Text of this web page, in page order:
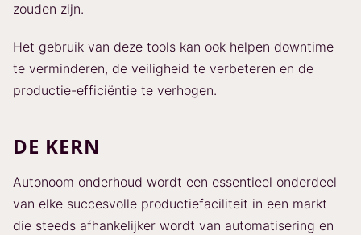
zouden zijn.
Het gebruik van deze tools kan ook helpen downtime
te verminderen, de veiligheid te verbeteren en de
productie-efficiëntie te verhogen.
DE KERN
Autonoom onderhoud wordt een essentieel onderdeel
van elke succesvolle productiefaciliteit in een markt
die steeds afhankelijker wordt van automatisering en